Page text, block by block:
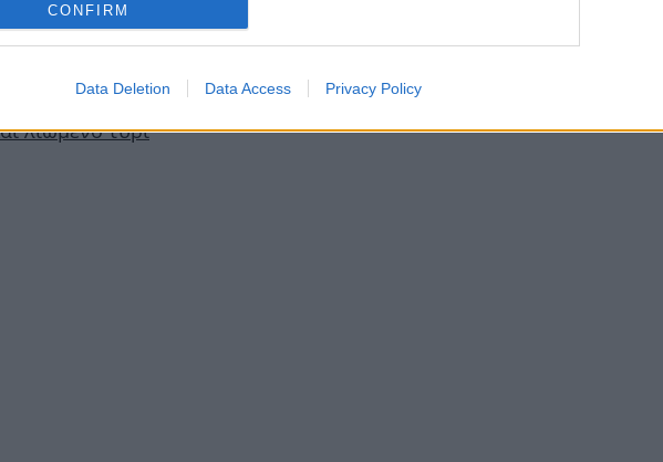
CONFIRM
Data Deletion Data Access Privacy Policy
βασιλικό
λιωμένο τυρί